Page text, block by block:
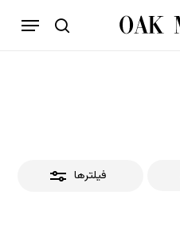
جستجو
فهرست
بستن
فیلترها